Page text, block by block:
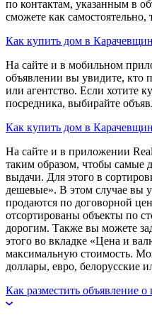
по контактам, указанным в
сможете как самостоятельно,
Как купить дом в
На сайте и в мобильном
объявлении вы увидите, кто
или агентство. Если хотите
посредника, выбирайте
Как купить дом в
На сайте и в приложении
таким образом, чтобы самые
выдачи. Для этого в
дешевые». В этом случае вы
продаются по договорной
отсортированы объекты по
дорогим. Также вы можете
этого во вкладке «Цена и
максимальную стоимость.
доллары, евро, белорусские
Как разместить объявление